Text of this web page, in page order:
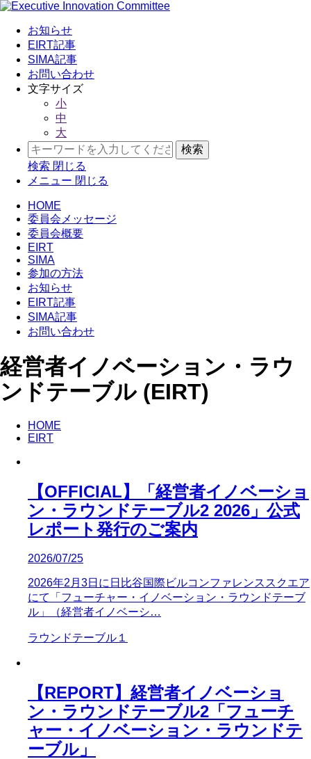
お知らせ
EIRT記事
SIMA記事
お問い合わせ
文字サイズ
小
中
大
検索 閉じる
メニュー 閉じる
HOME
委員会メッセージ
委員会概要
EIRT
SIMA
参加の方法
お知らせ
EIRT記事
SIMA記事
お問い合わせ
経営者イノベーション・ラウ
ンドテーブル (EIRT)
HOME
EIRT
【OFFICIAL】「経営者イノベーショ
ン・ラウンドテーブル2 2026」公式
レポート発行のご案内
2026/07/25
2026年2月3日に日比谷国際ビルコンファレンススクエア
にて「フューチャー・イノベーション・ラウンドテーブ
ル」（経営者イノベーシ…
ラウンドテーブル１
【REPORT】経営者イノベーショ
ン・ラウンドテーブル2「フューチ
ャー・イノベーション・ラウンドテ
ーブル」